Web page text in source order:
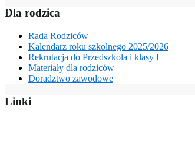
Dla rodzica
Rada Rodziców
Kalendarz roku szkolnego 2025/2026
Rekrutacja do Przedszkola i klasy I
Materiały dla rodziców
Doradztwo zawodowe
Linki